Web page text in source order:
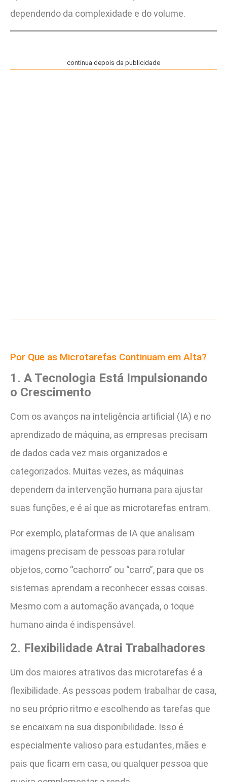
dependendo da complexidade e do volume.
continua depois da publicidade
Por Que as Microtarefas Continuam em Alta?
1. A Tecnologia Está Impulsionando
o Crescimento
Com os avanços na inteligência artificial (IA) e no
aprendizado de máquina, as empresas precisam
de dados cada vez mais organizados e
categorizados. Muitas vezes, as máquinas
dependem da intervenção humana para ajustar
suas funções, e é aí que as microtarefas entram.
Por exemplo, plataformas de IA que analisam
imagens precisam de pessoas para rotular
objetos, como “cachorro” ou “carro”, para que os
sistemas aprendam a reconhecer essas coisas.
Mesmo com a automação avançada, o toque
humano ainda é indispensável.
2. Flexibilidade Atrai Trabalhadores
Um dos maiores atrativos das microtarefas é a
flexibilidade. As pessoas podem trabalhar de casa,
no seu próprio ritmo e escolhendo as tarefas que
se encaixam na sua disponibilidade. Isso é
especialmente valioso para estudantes, mães e
pais que ficam em casa, ou qualquer pessoa que